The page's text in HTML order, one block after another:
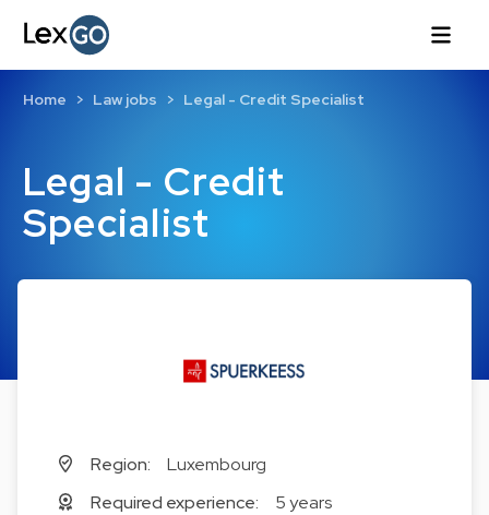
Legal - Credit
Specialist
Home Law jobs Legal - Credit Specialist
Region:
Luxembourg
Required experience:
5 years